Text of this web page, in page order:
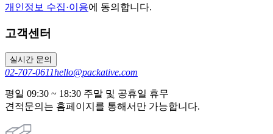
개인정보 수집·이용에 동의합니다.
고객센터
실시간 문의
02-707-0611hello@packative.com
평일 09:30 ~ 18:30 주말 및 공휴일 휴무
견적문의는 홈페이지를 통해서만 가능합니다.